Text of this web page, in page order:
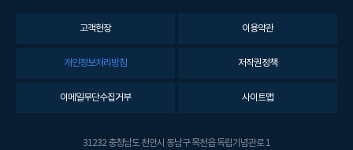
고객헌장 이용약관
개인정보처리방침 저작권정책
이메일무단수집거부 사이트맵
31232 충청남도 천안시 동남구 목천읍 독립기념관로 1